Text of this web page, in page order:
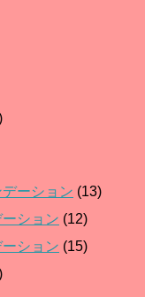
ーション (13)
ション (12)
ション (15)